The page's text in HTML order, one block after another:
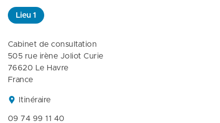
Lieu 1
Cabinet de consultation
505 rue irène Joliot Curie
76620 Le Havre
France
Itinéraire
09 74 99 11 40